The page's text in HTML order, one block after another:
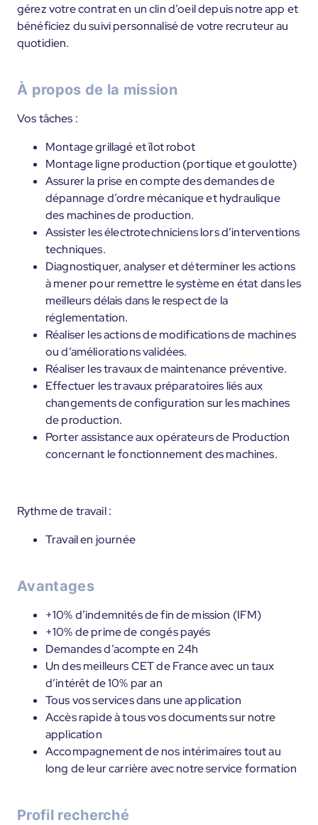
gérez votre contrat en un clin d’oeil depuis notre app et
bénéficiez du suivi personnalisé de votre recruteur au
quotidien.
À propos de la mission
Vos tâches :
Montage grillagé et îlot robot
Montage ligne production (portique et goulotte)
Assurer la prise en compte des demandes de
dépannage d’ordre mécanique et hydraulique
des machines de production.
Assister les électrotechniciens lors d’interventions
techniques.
Diagnostiquer, analyser et déterminer les actions
à mener pour remettre le système en état dans les
meilleurs délais dans le respect de la
réglementation.
Réaliser les actions de modifications de machines
ou d’améliorations validées.
Réaliser les travaux de maintenance préventive.
Effectuer les travaux préparatoires liés aux
changements de configuration sur les machines
de production.
Porter assistance aux opérateurs de Production
concernant le fonctionnement des machines.
Rythme de travail :
Travail en journée
Avantages
+10% d’indemnités de fin de mission (IFM)
+10% de prime de congés payés
Demandes d’acompte en 24h
Un des meilleurs CET de France avec un taux
d’intérêt de 10% par an
Tous vos services dans une application
Accès rapide à tous vos documents sur notre
application
Accompagnement de nos intérimaires tout au
long de leur carrière avec notre service formation
Profil recherché